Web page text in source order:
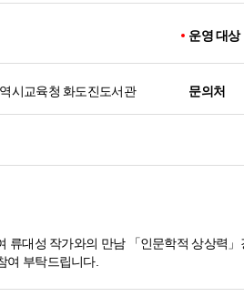
운영 대상
시교육청 화도진도서관 문의처
류대성 작가와의 만남 「인문학적 상상력
여 부탁드립니다.